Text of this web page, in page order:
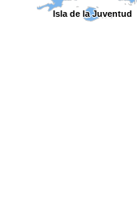
Isla de la Juventud
Isla de la Juventud